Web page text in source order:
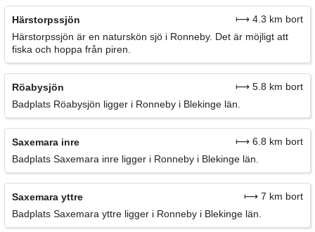
Härstorpssjön
⟼ 4.3 km bort
Härstorpssjön är en naturskön sjö i Ronneby. Det är möjligt att
fiska och hoppa från piren.
Röabysjön
⟼ 5.8 km bort
Badplats Röabysjön ligger i Ronneby i Blekinge län.
Saxemara inre
⟼ 6.8 km bort
Badplats Saxemara inre ligger i Ronneby i Blekinge län.
Saxemara yttre
⟼ 7 km bort
Badplats Saxemara yttre ligger i Ronneby i Blekinge län.